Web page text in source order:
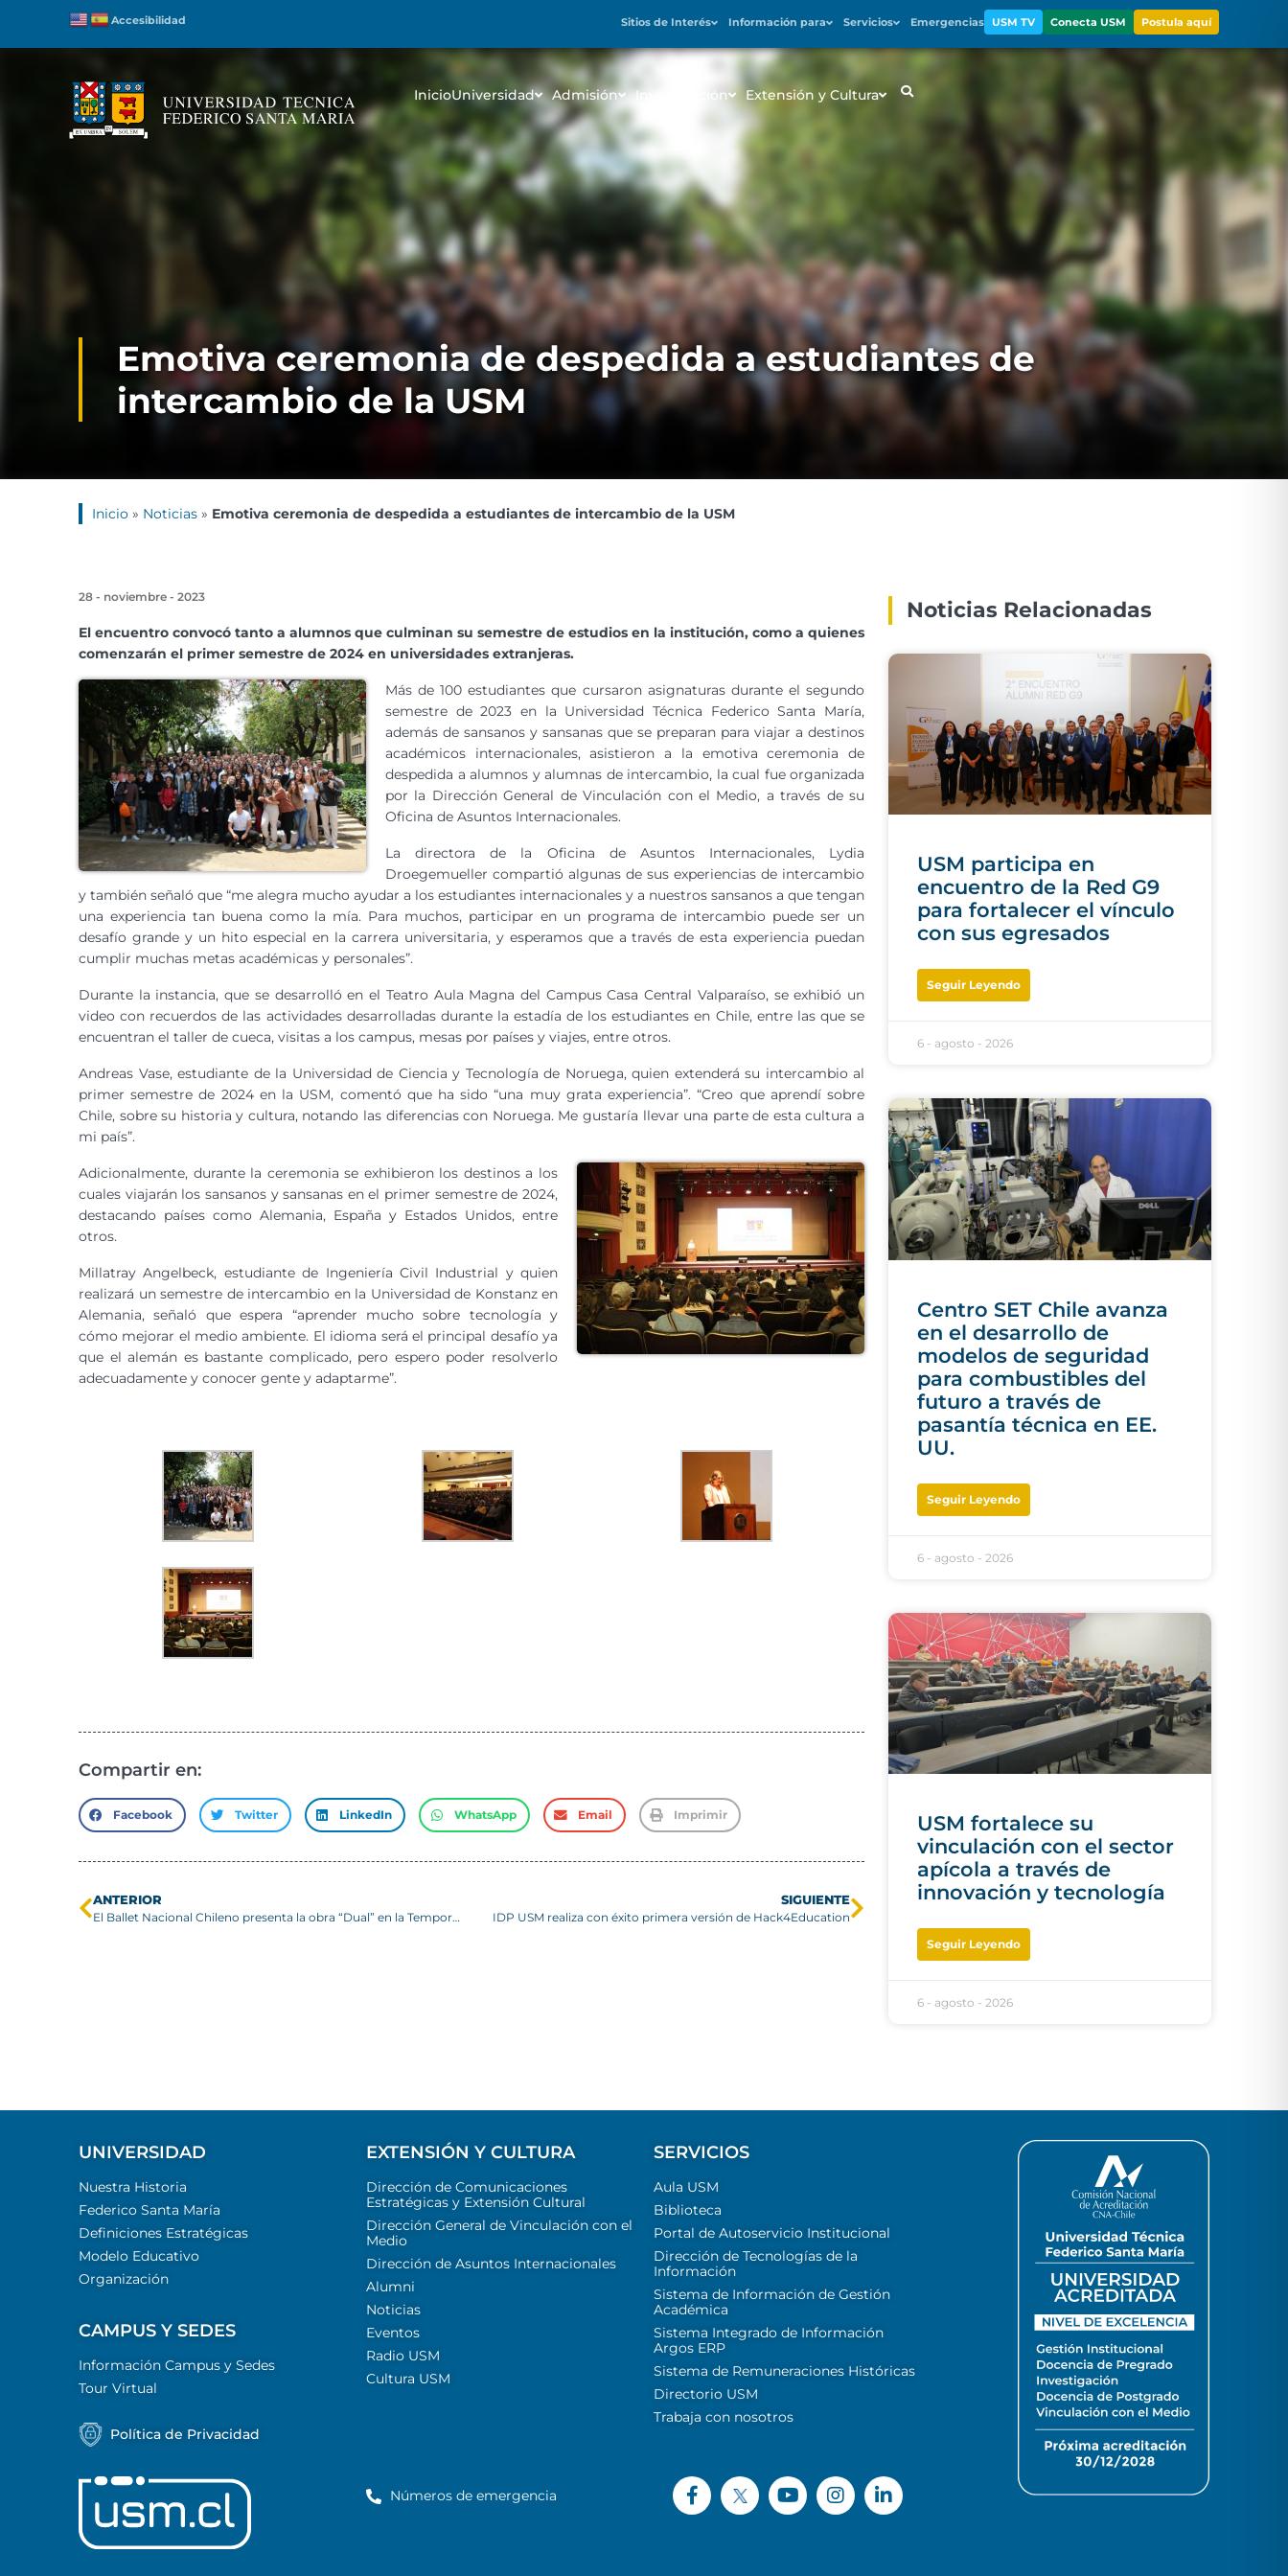
Accesibilidad Sitios de Interés Información para Servicios Emergencias USM TV Conecta USM Postula aquí
InicioUniversidad Admisión Investigación Extensión y Cultura
Emotiva ceremonia de despedida a estudiantes de
intercambio de la USM
Inicio » Noticias » Emotiva ceremonia de despedida a estudiantes de intercambio de la USM
28 - noviembre - 2023
El encuentro convocó tanto a alumnos que culminan su semestre de estudios en la institución, como a quienes
comenzarán el primer semestre de 2024 en universidades extranjeras.
Más de 100 estudiantes que cursaron asignaturas durante el segundo
semestre de 2023 en la Universidad Técnica Federico Santa María,
además de sansanos y sansanas que se preparan para viajar a destinos
académicos internacionales, asistieron a la emotiva ceremonia de
despedida a alumnos y alumnas de intercambio, la cual fue organizada
por la Dirección General de Vinculación con el Medio, a través de su
Oficina de Asuntos Internacionales.
La directora de la Oficina de Asuntos Internacionales, Lydia
Droegemueller compartió algunas de sus experiencias de intercambio
y también señaló que “me alegra mucho ayudar a los estudiantes internacionales y a nuestros sansanos a que tengan
una experiencia tan buena como la mía. Para muchos, participar en un programa de intercambio puede ser un
desafío grande y un hito especial en la carrera universitaria, y esperamos que a través de esta experiencia puedan
cumplir muchas metas académicas y personales”.
Durante la instancia, que se desarrolló en el Teatro Aula Magna del Campus Casa Central Valparaíso, se exhibió un
video con recuerdos de las actividades desarrolladas durante la estadía de los estudiantes en Chile, entre las que se
encuentran el taller de cueca, visitas a los campus, mesas por países y viajes, entre otros.
Andreas Vase, estudiante de la Universidad de Ciencia y Tecnología de Noruega, quien extenderá su intercambio al
primer semestre de 2024 en la USM, comentó que ha sido “una muy grata experiencia”. “Creo que aprendí sobre
Chile, sobre su historia y cultura, notando las diferencias con Noruega. Me gustaría llevar una parte de esta cultura a
mi país”.
Adicionalmente, durante la ceremonia se exhibieron los destinos a los
cuales viajarán los sansanos y sansanas en el primer semestre de 2024,
destacando países como Alemania, España y Estados Unidos, entre
otros.
Millatray Angelbeck, estudiante de Ingeniería Civil Industrial y quien
realizará un semestre de intercambio en la Universidad de Konstanz en
Alemania, señaló que espera “aprender mucho sobre tecnología y
cómo mejorar el medio ambiente. El idioma será el principal desafío ya
que el alemán es bastante complicado, pero espero poder resolverlo
adecuadamente y conocer gente y adaptarme”.
Compartir en:
Facebook Twitter LinkedIn WhatsApp Email Imprimir
ANTERIOR
El Ballet Nacional Chileno presenta la obra “Dual” en la Temporada Artística USM
SIGUIENTE
IDP USM realiza con éxito primera versión de Hack4Education
Noticias Relacionadas
USM participa en
encuentro de la Red G9
para fortalecer el vínculo
con sus egresados
Seguir Leyendo
6 - agosto - 2026
Centro SET Chile avanza
en el desarrollo de
modelos de seguridad
para combustibles del
futuro a través de
pasantía técnica en EE.
UU.
Seguir Leyendo
6 - agosto - 2026
USM fortalece su
vinculación con el sector
apícola a través de
innovación y tecnología
Seguir Leyendo
6 - agosto - 2026
UNIVERSIDAD
Nuestra Historia
Federico Santa María
Definiciones Estratégicas
Modelo Educativo
Organización
CAMPUS Y SEDES
Información Campus y Sedes
Tour Virtual
Política de Privacidad
EXTENSIÓN Y CULTURA
Dirección de Comunicaciones
Estratégicas y Extensión Cultural
Dirección General de Vinculación con el
Medio
Dirección de Asuntos Internacionales
Alumni
Noticias
Eventos
Radio USM
Cultura USM
SERVICIOS
Aula USM
Biblioteca
Portal de Autoservicio Institucional
Dirección de Tecnologías de la
Información
Sistema de Información de Gestión
Académica
Sistema Integrado de Información
Argos ERP
Sistema de Remuneraciones Históricas
Directorio USM
Trabaja con nosotros
Números de emergencia